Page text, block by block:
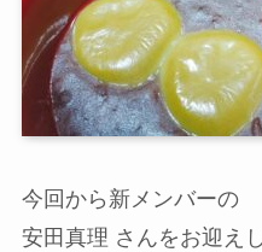
今回から新メンバーの
安田真理 さんをお迎え